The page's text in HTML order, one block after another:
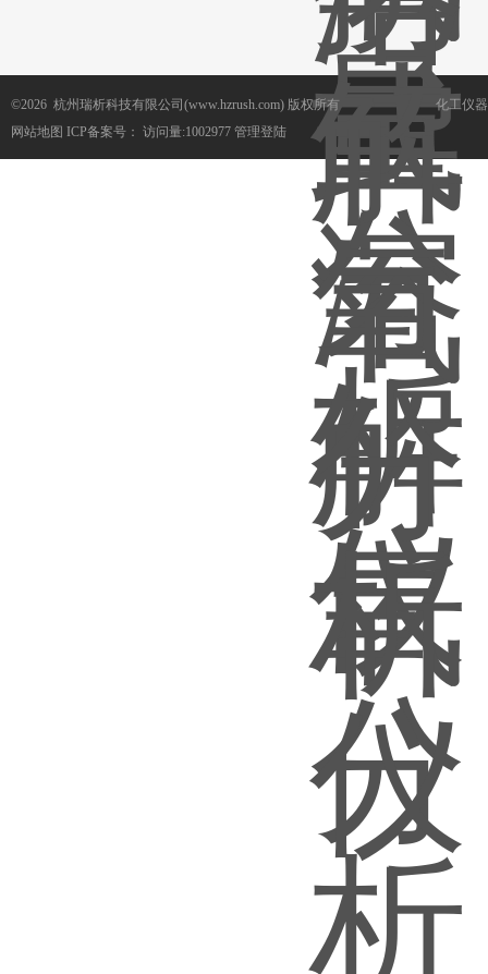
©2026 杭州瑞析科技有限公司(www.hzrush.com) 版权所有
网站地图 ICP备案号： 访问量:1002977 管理登陆
化工仪